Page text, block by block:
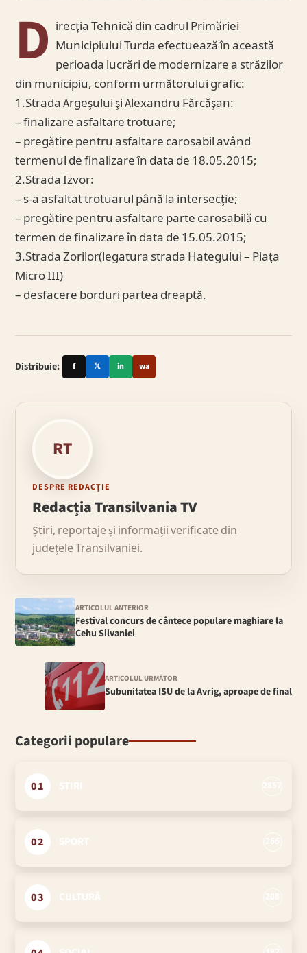
D irecţia Tehnică din cadrul Primăriei
Municipiului Turda efectuează în această
perioada lucrări de modernizare a străzilor
din municipiu, conform următorului grafic:
1.Strada Argeşului şi Alexandru Fărcăşan:
– finalizare asfaltare trotuare;
– pregătire pentru asfaltare carosabil având
termenul de finalizare în data de 18.05.2015;
2.Strada Izvor:
– s-a asfaltat trotuarul până la intersecţie;
– pregătire pentru asfaltare parte carosabilă cu
termen de finalizare în data de 15.05.2015;
3.Strada Zorilor(legatura strada Hategului – Piaţa
Micro III)
– desfacere borduri partea dreaptă.
Distribuie: f 𝕏 in wa
RT
DESPRE REDACȚIE
Redacția Transilvania TV
Știri, reportaje și informații verificate din
județele Transilvaniei.
ARTICOLUL ANTERIOR
Festival concurs de cântece populare maghiare la
Cehu Silvaniei
ARTICOLUL URMĂTOR
Subunitatea ISU de la Avrig, aproape de final
Categorii populare
01
02
03